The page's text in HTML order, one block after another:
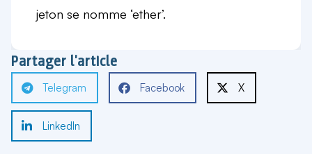
jeton se nomme ‘ether’.
Partager l'article
Telegram Facebook X
LinkedIn